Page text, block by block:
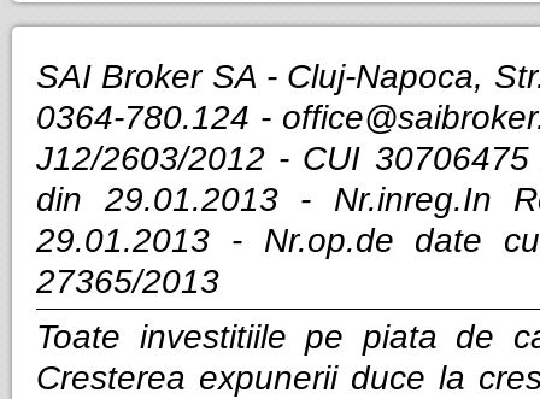
SAI Broker SA - Cluj-Napoca,
0364-780.124 -
J12/2603/2012 - CUI
din 29.01.2013 - Nr.inreg.In
29.01.2013 - Nr.op.de date
27365/2013
Toate investitiile pe piata de
Cresterea expunerii duce la